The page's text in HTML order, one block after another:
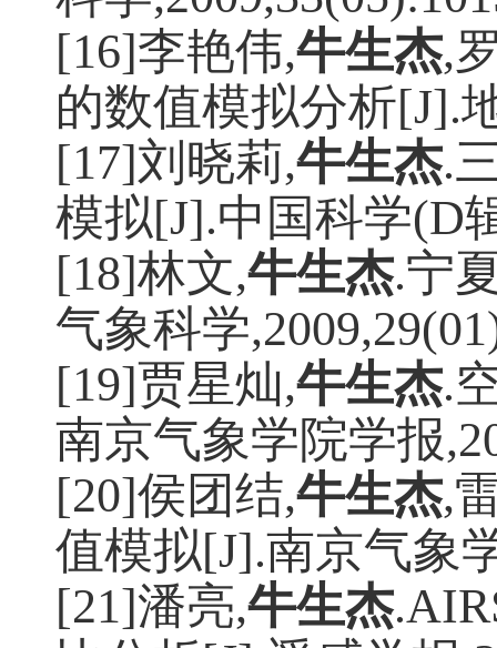
[16]李艳伟,牛生杰,
的数值模拟分析[J].
[17]刘晓莉,牛生杰.
模拟[J].中国科学(D
[18]林文,牛生杰.宁
气象科学
[19]贾星灿,牛生杰.
南京气象学院学报
[20]侯团结,牛生杰,
值模拟[J].南京气象
[21]潘亮,牛生杰